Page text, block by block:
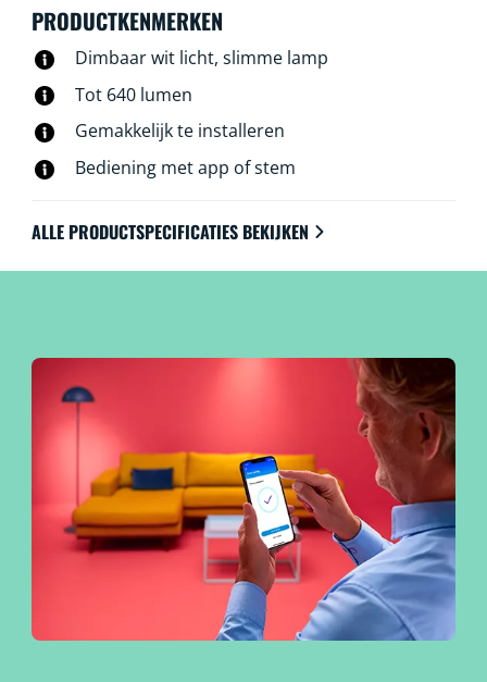
PRODUCTKENMERKEN
Dimbaar wit licht, slimme lamp
Tot 640 lumen
Gemakkelijk te installeren
Bediening met app of stem
ALLE PRODUCTSPECIFICATIES BEKIJKEN